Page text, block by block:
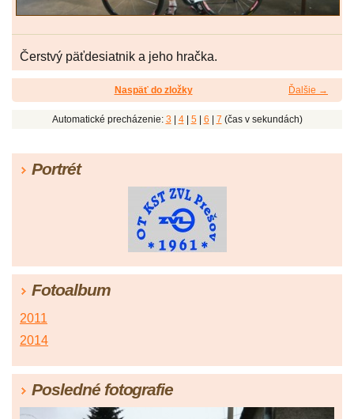
Čerstvý päťdesiatnik a jeho hračka.
Ďalšie →
Naspäť do zložky
Automatické precházenie: 3 4| 5| 6 7 (čas v sekundách)
Portrét
Fotoalbum
2011
2014
Posledné fotografie